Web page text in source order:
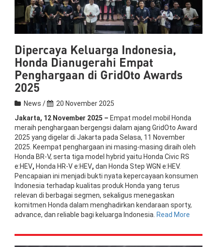
Dipercaya Keluarga Indonesia,
Honda Dianugerahi Empat
Penghargaan di GridOto Awards
2025
News /
20 November 2025
Jakarta, 12 November 2025 – Empat model mobil Honda
meraih penghargaan bergengsi dalam ajang GridOto Award
2025 yang digelar di Jakarta pada Selasa, 11 November
2025. Keempat penghargaan ini masing-masing diraih oleh
Honda BR-V, serta tiga model hybrid yaitu Honda Civic RS
e:HEV, Honda HR-V e:HEV, dan Honda Step WGN e:HEV.
Pencapaian ini menjadi bukti nyata kepercayaan konsumen
Indonesia terhadap kualitas produk Honda yang terus
relevan di berbagai segmen, sekaligus menegaskan
komitmen Honda dalam menghadirkan kendaraan sporty,
advance, dan reliable bagi keluarga Indonesia. Read More